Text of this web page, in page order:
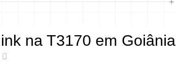
na T3170 em Goiânia
0